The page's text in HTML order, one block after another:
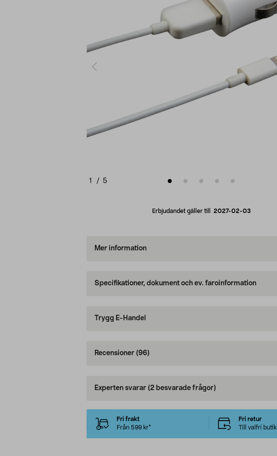
1 / 5
Erbjudandet gäller till 2027-02-03
Mer information
Specifikationer, dokument och ev. faroinformation
Trygg E-Handel
Recensioner (96)
Experten svarar (2 besvarade frågor)
Fri frakt
Från 599 kr*
Fri retur
Till valfri butik